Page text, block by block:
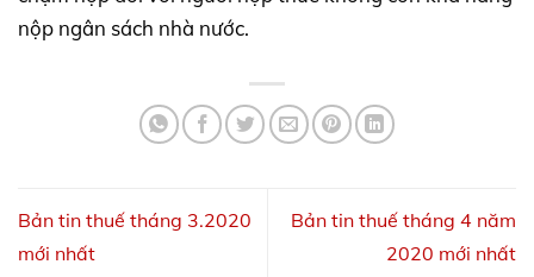
nộp ngân sách nhà nước.
Bản tin thuế tháng 3.2020
mới nhất
Bản tin thuế tháng 4 năm
2020 mới nhất